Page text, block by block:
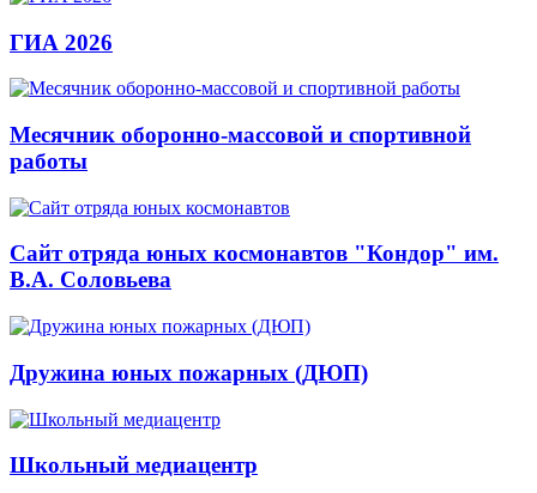
ГИА 2026
Месячник оборонно-массовой и спортивной
работы
Сайт отряда юных космонавтов "Кондор" им.
В.А. Соловьева
Дружина юных пожарных (ДЮП)
Школьный медиацентр